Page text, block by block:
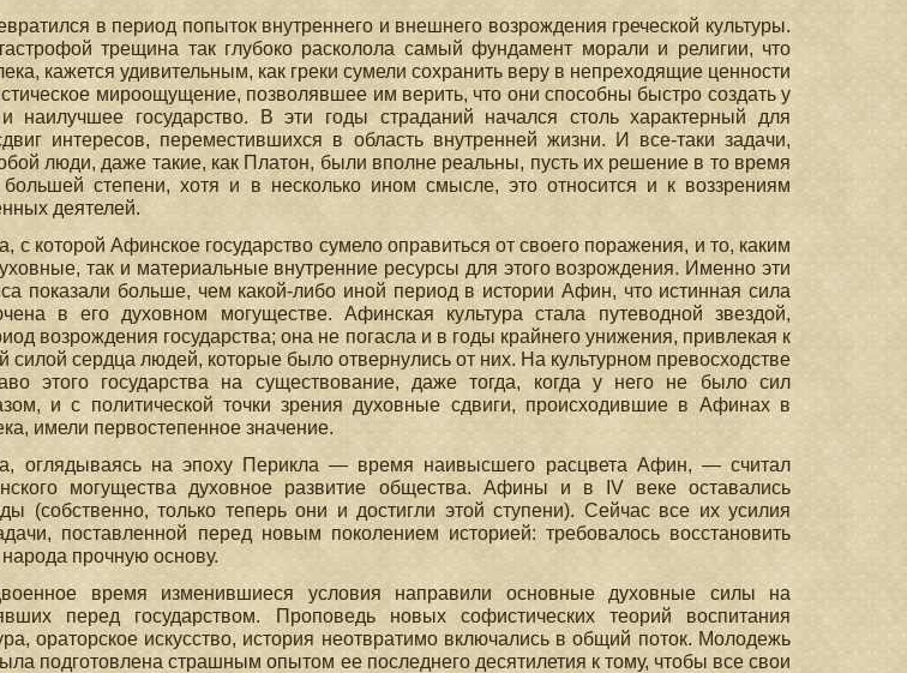
в период попыток внутреннего и внешнего возрождения греческой культуры.
трещина так глубоко расколола самый фундамент морали и религии, что
кажется удивительным, как греки сумели сохранить веру в непреходящие ценности
мироощущение, позволявшее им верить, что они способны быстро создать у
наилучшее государство. В эти годы страданий начался столь характерный для
интересов, переместившихся в область внутренней жизни. И все-таки задачи,
люди, даже такие, как Платон, были вполне реальны, пусть их решение в то время
степени, хотя и в несколько ином смысле, это относится и к воззрениям
деятелей.
с которой Афинское государство сумело оправиться от своего поражения, и то, каким
так и материальные внутренние ресурсы для этого возрождения. Именно эти
показали больше, чем какой-либо иной период в истории Афин, что истинная сила
в его духовном могуществе. Афинская культура стала путеводной звездой,
возрождения государства; она не погасла и в годы крайнего унижения, привлекая к
сердца людей, которые было отвернулись от них. На культурном превосходстве
этого государства на существование, даже тогда, когда у него не было сил
и с политической точки зрения духовные сдвиги, происходившие в Афинах в
имели первостепенное значение.
оглядываясь на эпоху Перикла — время наивысшего расцвета Афин, — считал
могущества духовное развитие общества. Афины и в IV веке оставались
(собственно, только теперь они и достигли этой ступени). Сейчас все их усилия
поставленной перед новым поколением историей: требовалось восстановить
прочную основу.
время изменившиеся условия направили основные духовные силы на
перед государством. Проповедь новых софистических теорий воспитания
ораторское искусство, история неотвратимо включались в общий поток. Молодежь
подготовлена страшным опытом ее последнего десятилетия к тому, чтобы все свои